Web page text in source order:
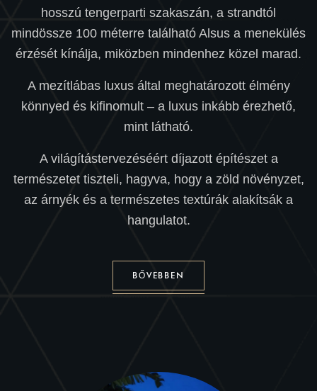
hosszú tengerparti szakaszán, a strandtól
mindössze 100 méterre található Alsus a menekülés
érzését kínálja, miközben mindenhez közel marad.
A mezítlábas luxus által meghatározott élmény
könnyed és kifinomult – a luxus inkább érezhető,
mint látható.
A világítástervezéséért díjazott építészet a
természetet tiszteli, hagyva, hogy a zöld növényzet,
az árnyék és a természetes textúrák alakítsák a
hangulatot.
BŐVEBBEN